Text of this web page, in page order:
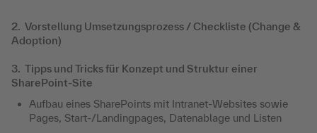
2. Vorstellung Umsetzungsprozess / Checkliste (Change &
Adoption)
3. Tipps und Tricks für Konzept und Struktur einer
SharePoint-Site
Aufbau eines SharePoints mit Intranet-Websites sowie
Pages, Start-/Landingpages, Datenablage und Listen